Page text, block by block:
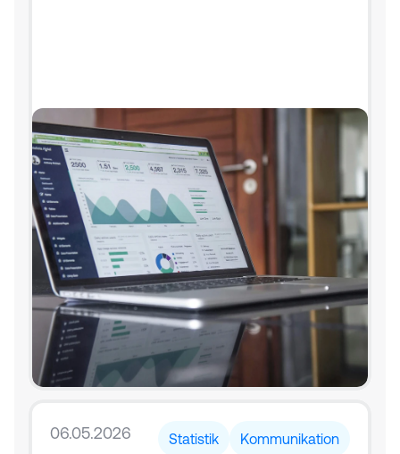
06.05.2026 Statistik Kommunikation